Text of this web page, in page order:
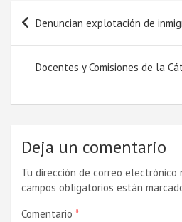
Navegación
de
entradas
Denuncian explotación de
Docentes y Comisiones de la
Deja un comentario
Tu dirección de correo electrónico
campos obligatorios están
Comentario *